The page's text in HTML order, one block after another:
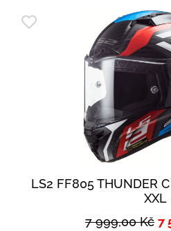
LS2 FF805 THUNDER
XXL
7 999,00Kč 7